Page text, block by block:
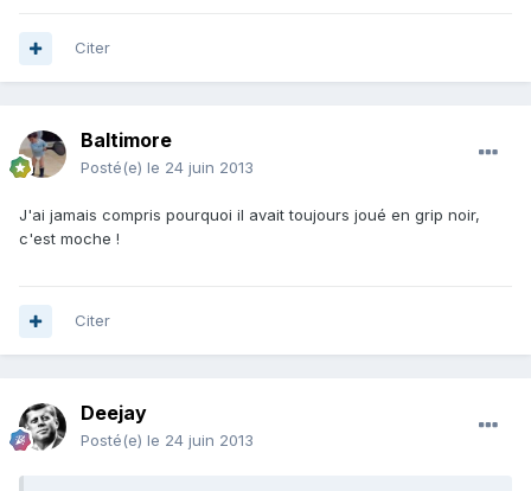
Citer
Baltimore
Posté(e) le 24 juin 2013
J'ai jamais compris pourquoi il avait toujours joué en grip noir,
c'est moche !
Citer
Deejay
Posté(e) le 24 juin 2013